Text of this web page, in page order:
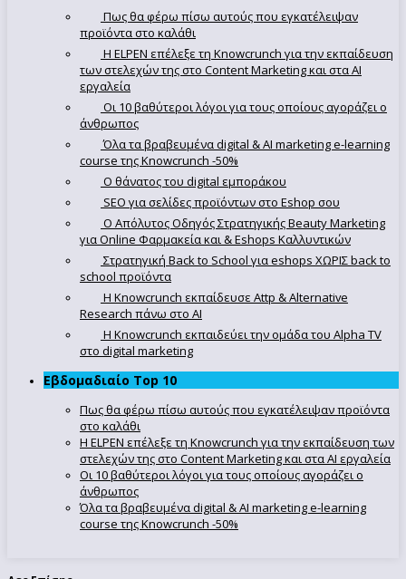
Πως θα φέρω πίσω αυτούς που εγκατέλειψαν
προϊόντα στο καλάθι
Η ELPEN επέλεξε τη Knowcrunch για την εκπαίδευση
των στελεχών της στο Content Marketing και στα AI
εργαλεία
Οι 10 βαθύτεροι λόγοι για τους οποίους αγοράζει ο
άνθρωπος
Όλα τα βραβευμένα digital & AI marketing e-learning
course της Knowcrunch -50%
Ο θάνατος του digital εμποράκου
SEO για σελίδες προϊόντων στο Eshop σου
Ο Απόλυτoς Οδηγός Στρατηγικής Beauty Marketing
για Online Φαρμακεία και & Eshops Καλλυντικών
Στρατηγική Back to School για eshops ΧΩΡΙΣ back to
school προϊόντα
Η Knowcrunch εκπαίδευσε Attp & Alternative
Research πάνω στο ΑΙ
Η Knowcrunch εκπαιδεύει την ομάδα του Alpha TV
στο digital marketing
Εβδομαδιαίο Top 10
Πως θα φέρω πίσω αυτούς που εγκατέλειψαν προϊόντα
στο καλάθι
Η ELPEN επέλεξε τη Knowcrunch για την εκπαίδευση των
στελεχών της στο Content Marketing και στα AI εργαλεία
Οι 10 βαθύτεροι λόγοι για τους οποίους αγοράζει ο
άνθρωπος
Όλα τα βραβευμένα digital & AI marketing e-learning
course της Knowcrunch -50%